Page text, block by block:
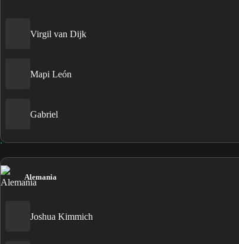
Virgil van Dijk
Mapi León
Gabriel
Alemania
Joshua Kimmich